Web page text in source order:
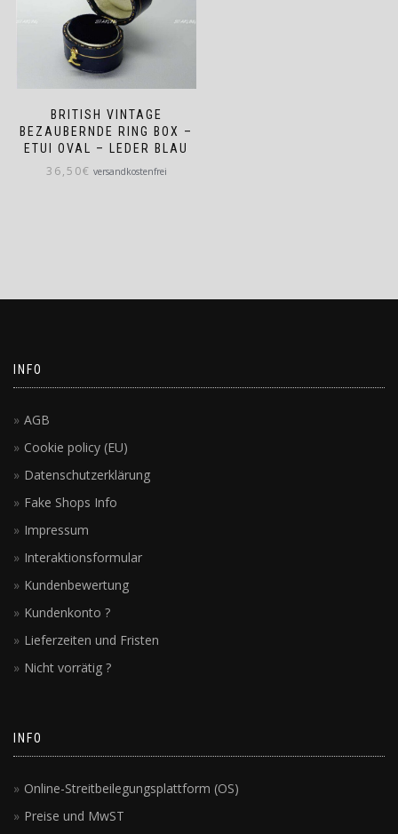
BRITISH VINTAGE
BEZAUBERNDE RING BOX –
ETUI OVAL – LEDER BLAU
36,50€ versandkostenfrei
INFO
AGB
Cookie policy (EU)
Datenschutzerklärung
Fake Shops Info
Impressum
Interaktionsformular
Kundenbewertung
Kundenkonto ?
Lieferzeiten und Fristen
Nicht vorrätig ?
INFO
Online-Streitbeilegungsplattform (OS)
Preise und MwST